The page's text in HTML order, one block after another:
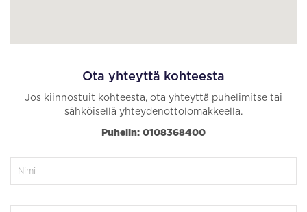
Ota yhteyttä kohteesta
Jos kiinnostuit kohteesta, ota yhteyttä puhelimitse tai
sähköisellä yhteydenottolomakkeella.
Puhelin: 0108368400